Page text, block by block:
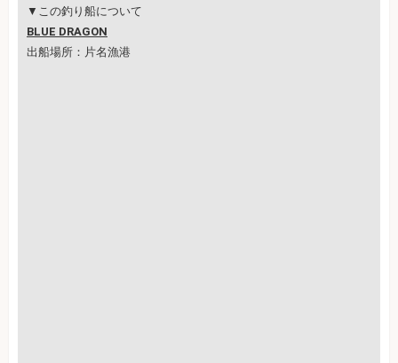
▼この釣り船について
BLUE DRAGON
出船場所：片名漁港